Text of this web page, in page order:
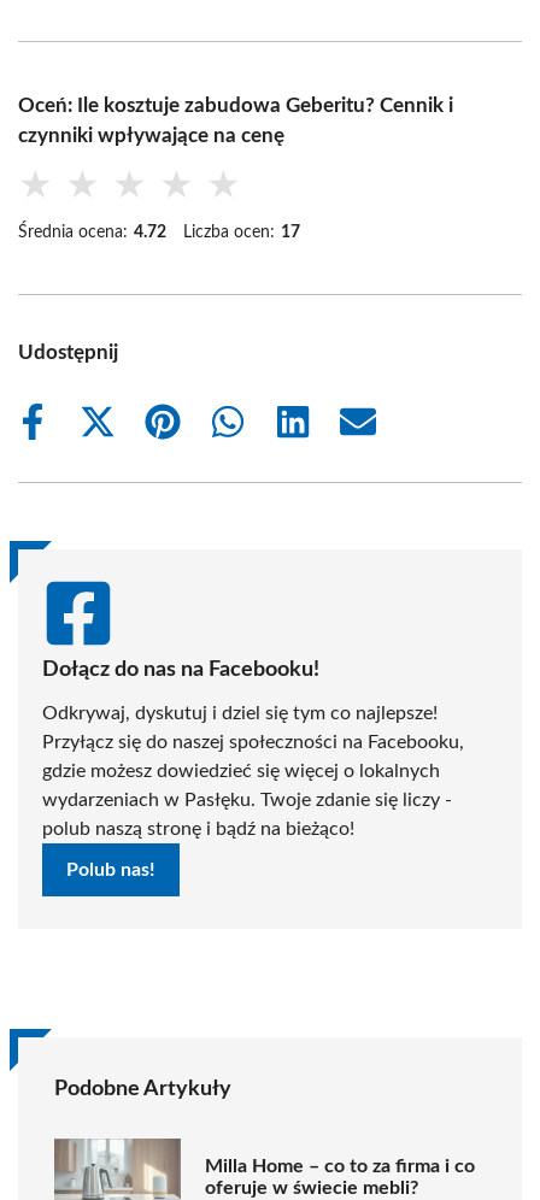
Oceń: Ile kosztuje zabudowa Geberitu? Cennik i
czynniki wpływające na cenę
★ ★ ★ ★ ★
Średnia ocena: 4.72 Liczba ocen: 17
Udostępnij
Share
Share
(Twitter)
Share
Share
Share
Share
Dołącz do nas na Facebooku!
Odkrywaj, dyskutuj i dziel się tym co najlepsze!
Przyłącz się do naszej społeczności na Facebooku,
gdzie możesz dowiedzieć się więcej o lokalnych
wydarzeniach w Pasłęku. Twoje zdanie się liczy -
polub naszą stronę i bądź na bieżąco!
Polub nas!
Podobne Artykuły
Milla Home – co to za firma i co
oferuje w świecie mebli?